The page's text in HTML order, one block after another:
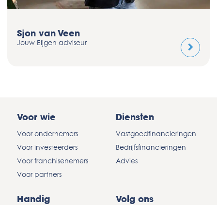
Thomas Peters
Jouw Eijgen adviseur
Voor wie
Voor ondernemers
Voor investeerders
Voor franchisenemers
Voor partners
Diensten
Vastgoedfinancieringen
Bedrijfsfinancieringen
Advies
Handig Volg ons